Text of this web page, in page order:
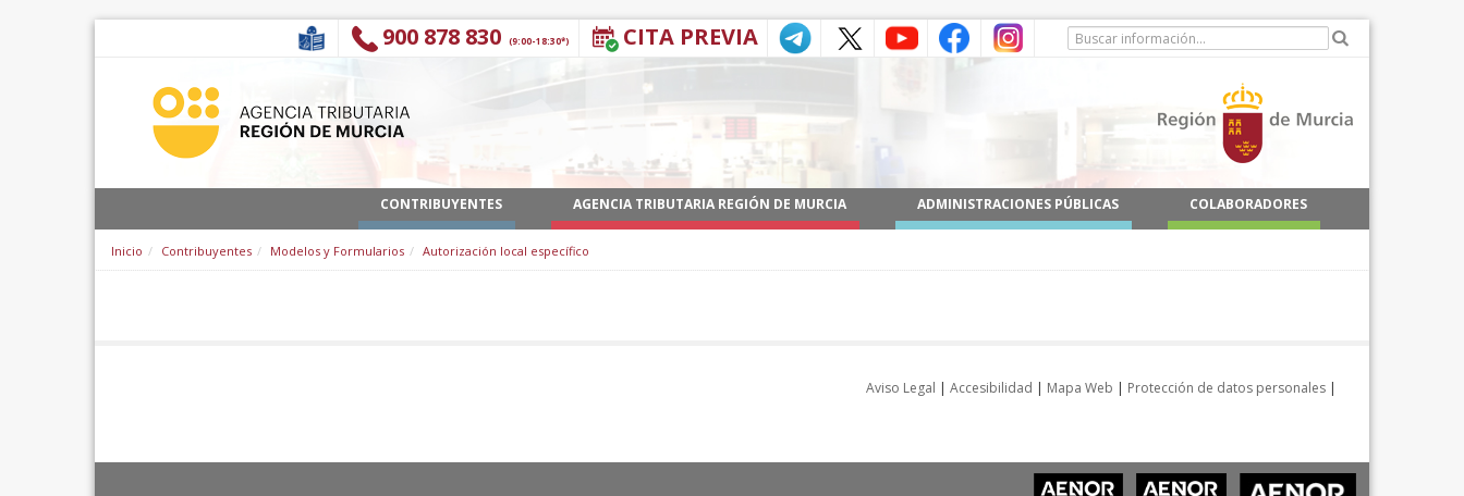
CITA PREVIA
900 878 830 (9:00-18:30*)
CONTRIBUYENTES AGENCIA TRIBUTARIA REGIÓN DE MURCIA ADMINISTRACIONES PÚBLICAS COLABORADORES
Inicio Contribuyentes Modelos y Formularios Autorización local específico
Aviso Legal | Accesibilidad | Mapa Web | Protección de datos personales |